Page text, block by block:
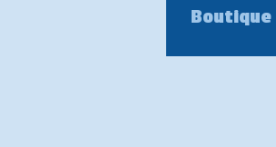
Boutique